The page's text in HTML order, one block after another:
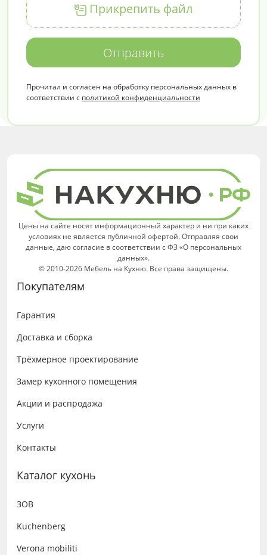
Прикрепить файл
Отправить
Прочитал и согласен на обработку персональных данных в
соответствии с политикой конфиденциальности
Цены на сайте носят информационный характер и ни при каких
условиях не является публичной офертой. Отправляя свои
данные, даю согласие в соответствии с ФЗ «О персональных
данных».
© 2010-2026 Мебель на Кухню. Все права защищены.
Покупателям
Гарантия
Доставка и сборка
Трёхмерное проектирование
Замер кухонного помещения
Акции и распродажа
Услуги
Контакты
Каталог кухонь
ЗОВ
Kuchenberg
Verona mobiliti